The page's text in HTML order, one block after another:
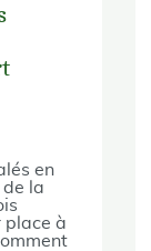
en
de la
place à